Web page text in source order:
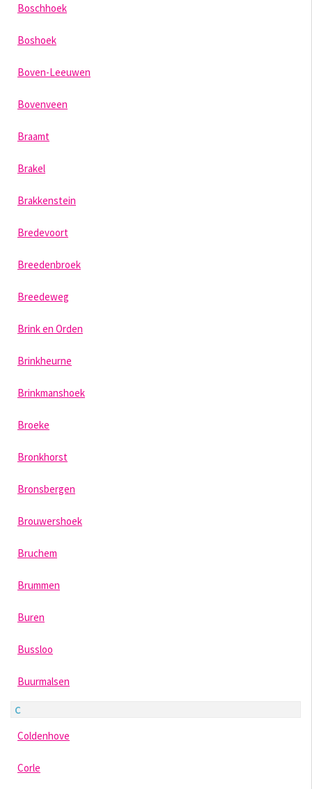
Boschhoek
Boshoek
Boven-Leeuwen
Bovenveen
Braamt
Brakel
Brakkenstein
Bredevoort
Breedenbroek
Breedeweg
Brink en Orden
Brinkheurne
Brinkmanshoek
Broeke
Bronkhorst
Bronsbergen
Brouwershoek
Bruchem
Brummen
Buren
Bussloo
Buurmalsen
C
Coldenhove
Corle